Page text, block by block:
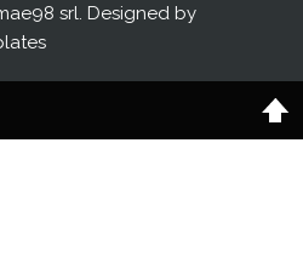
srl. Designed by